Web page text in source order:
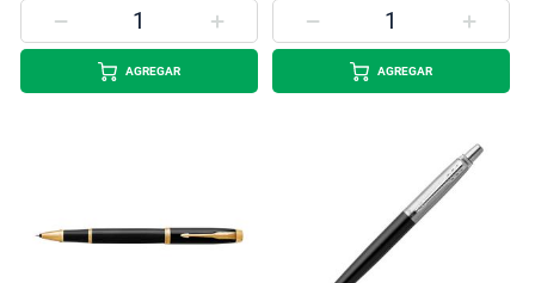
AGREGAR AGREGAR